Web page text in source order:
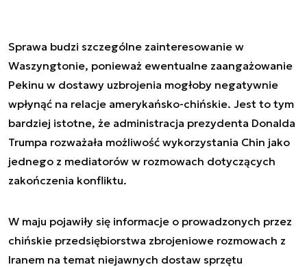
Sprawa budzi szczególne zainteresowanie w
Waszyngtonie, ponieważ ewentualne zaangażowanie
Pekinu w dostawy uzbrojenia mogłoby negatywnie
wpłynąć na relacje amerykańsko-chińskie. Jest to tym
bardziej istotne, że administracja prezydenta Donalda
Trumpa rozważała możliwość wykorzystania Chin jako
jednego z mediatorów w rozmowach dotyczących
zakończenia konfliktu.
W maju pojawiły się informacje o prowadzonych przez
chińskie przedsiębiorstwa zbrojeniowe rozmowach z
Iranem na temat niejawnych dostaw sprzętu